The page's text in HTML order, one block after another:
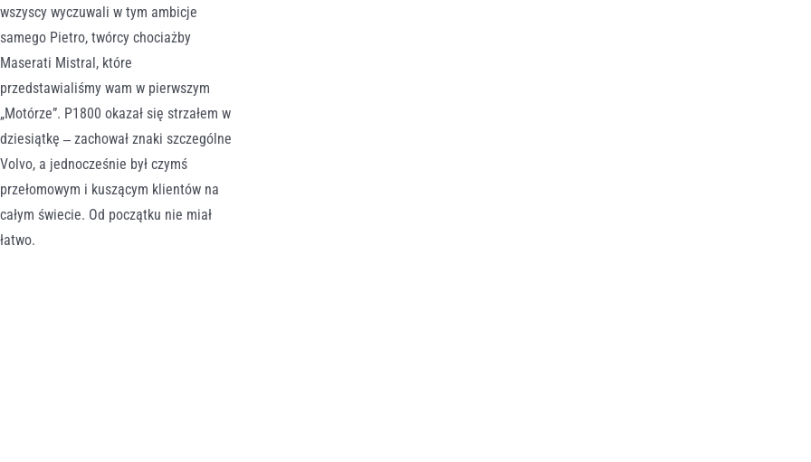
wszyscy wyczuwali w tym ambicje
samego Pietro, twórcy chociażby
Maserati Mistral, które
przedstawialiśmy wam w pierwszym
„Motórze”. P1800 okazał się strzałem w
dziesiątkę –zachował znaki szczególne
Volvo, a jednocześnie był czymś
przełomowym i kuszącym klientów na
całym świecie. Od początku nie miał
łatwo.